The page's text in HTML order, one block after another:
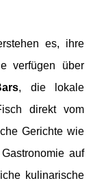
es, ihre
verfügen über
, die lokale
direkt vom
Gerichte wie
auf
kulinarische